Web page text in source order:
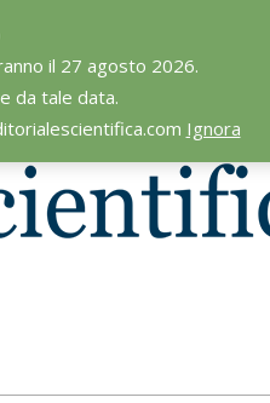
il 27 agosto 2026.
da tale data.
Ignora